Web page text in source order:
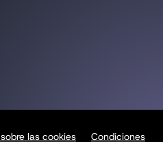
las cookies Condiciones